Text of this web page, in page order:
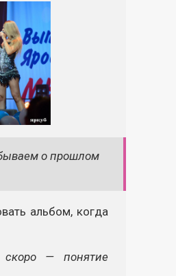
о прошлом
альбом, когда
— понятие